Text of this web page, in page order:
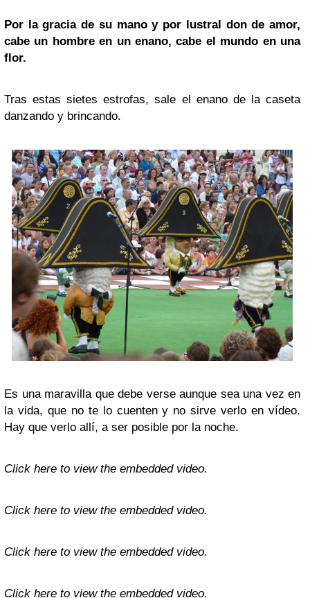
Por la gracia de su mano y por lustral don de amor,
cabe un hombre en un enano, cabe el mundo en una
flor.
Tras estas sietes estrofas, sale el enano de la caseta
danzando y brincando.
Es una maravilla que debe verse aunque sea una vez en
la vida, que no te lo cuenten y no sirve verlo en vídeo.
Hay que verlo allí, a ser posible por la noche.
Click here to view the embedded video.
Click here to view the embedded video.
Click here to view the embedded video.
Click here to view the embedded video.